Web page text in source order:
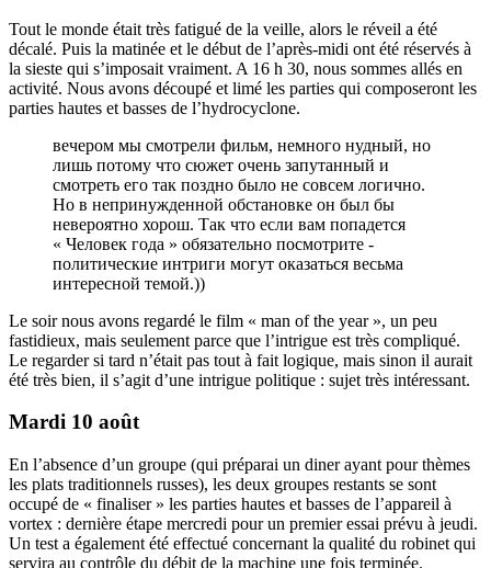
Tout le monde était très fatigué de la veille, alors le réveil a été
décalé. Puis la matinée et le début de l’après-midi ont été réservés à
la sieste qui s’imposait vraiment. A 16 h 30, nous sommes allés en
activité. Nous avons découpé et limé les parties qui composeront les
parties hautes et basses de l’hydrocyclone.
вечером мы смотрели фильм, немного нудный, но
лишь потому что сюжет очень запутанный и
смотреть его так поздно было не совсем логично.
Но в непринужденной обстановке он был бы
невероятно хорош. Так что если вам попадется
« Человек года » обязательно посмотрите -
политические интриги могут оказаться весьма
интересной темой.))
Le soir nous avons regardé le film « man of the year », un peu
fastidieux, mais seulement parce que l’intrigue est très compliqué.
Le regarder si tard n’était pas tout à fait logique, mais sinon il aurait
été très bien, il s’agit d’une intrigue politique : sujet très intéressant.
Mardi 10 août
En l’absence d’un groupe (qui préparai un diner ayant pour thèmes
les plats traditionnels russes), les deux groupes restants se sont
occupé de « finaliser » les parties hautes et basses de l’appareil à
vortex : dernière étape mercredi pour un premier essai prévu à jeudi.
Un test a également été effectué concernant la qualité du robinet qui
servira au contrôle du débit de la machine une fois terminée.